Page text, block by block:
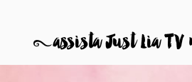
8assista Just Lia TV